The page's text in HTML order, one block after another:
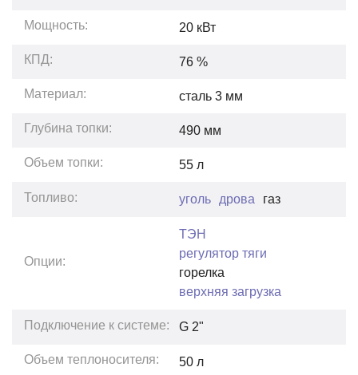
Мощность: 20 кВт
КПД: 76 %
Материал: сталь 3 мм
Глубина топки: 490 мм
Объем топки: 55 л
Топливо: уголь дрова газ
Опции:
ТЭН
регулятор тяги
горелка
верхняя загрузка
Подключение к системе: G 2"
Объем теплоносителя: 50 л